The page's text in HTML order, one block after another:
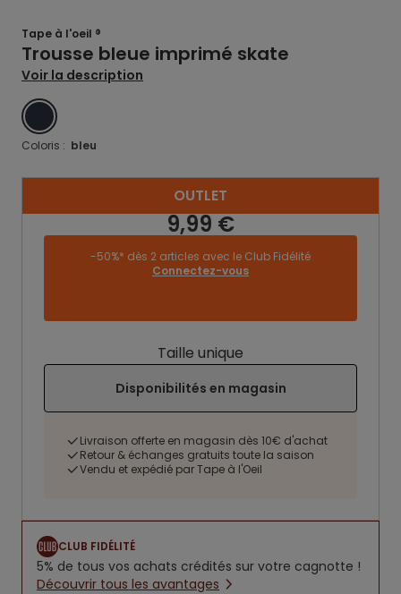
Tape à l'oeil ®
Trousse bleue imprimé skate
Voir la description
BLUE
Coloris : bleu
OUTLET
9,99 €
-50%* dès 2 articles avec le Club Fidélité
Connectez-vous
Taille unique
Disponibilités en magasin
Livraison offerte en magasin dès 10€ d'achat
Retour & échanges gratuits toute la saison
Vendu et expédié par Tape à l'Oeil
CLUB FIDÉLITÉ
5% de tous vos achats crédités sur votre cagnotte !
Découvrir tous les avantages